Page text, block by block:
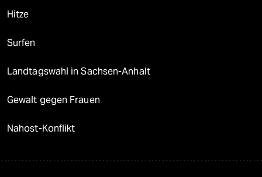
Hitze
Surfen
Landtagswahl in Sachsen-Anhalt
Gewalt gegen Frauen
Nahost-Konflikt